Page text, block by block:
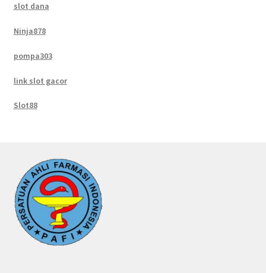
slot dana
Ninja878
pompa303
link slot gacor
Slot88